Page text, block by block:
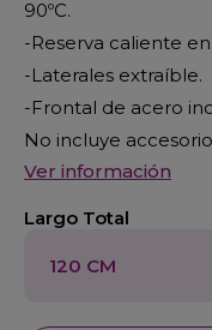
90ºC.
-Reserva caliente
-Laterales extraíble.
-Frontal de acero
No incluye
Ver información
Largo Total
120 CM